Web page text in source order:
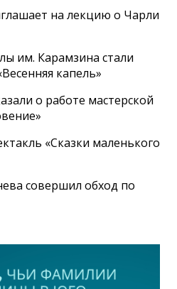
на лекцию о Чарли
им. Карамзина стали
капель»
о работе мастерской
«Сказки маленького
совершил обход по